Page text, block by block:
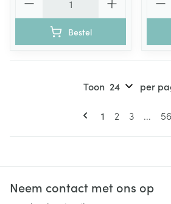
Bestel
Pagina's
U lees
1 Pagina
2 Pagina
3 ... 56
Toon per
Neem contact met ons op